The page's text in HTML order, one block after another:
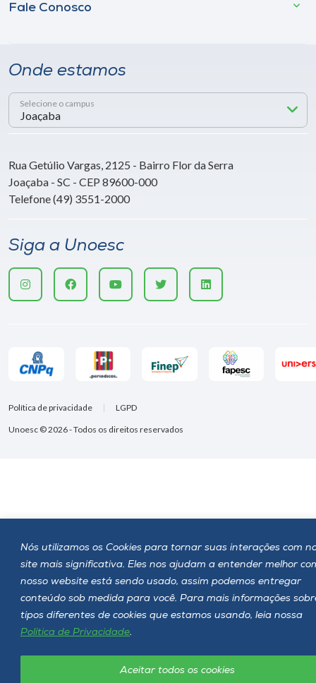
Nós utilizamos os Cookies para tornar suas interações com
site mais significativa. Eles nos ajudam a entender melhor
nosso website está sendo usado, assim podemos entregar
conteúdo sob medida para você. Para mais informações
tipos diferentes de cookies que estamos usando, leia nossa
Política de Privacidade.
Aceitar todos os cookies
Fale Conosco
Onde estamos
Selecione o campus
Rua Getúlio Vargas, 2125 - Bairro Flor da Serra
Joaçaba - SC - CEP 89600-000
Telefone (49) 3551-2000
Siga a Unoesc
Unoesc © 2026 - Todos os direitos reservados
Política de privacidade LGPD